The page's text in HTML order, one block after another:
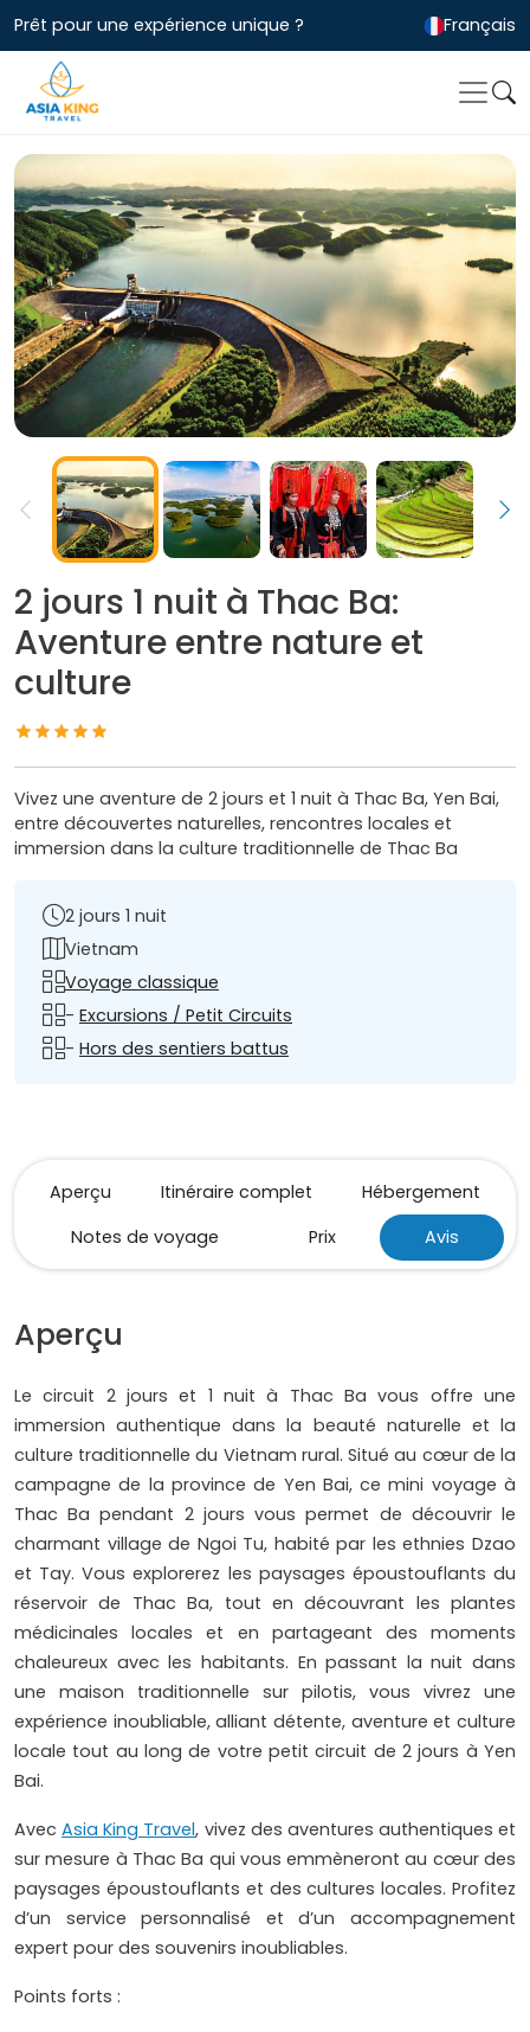
Prêt pour une expérience unique ? Français
2 jours 1 nuit à Thac Ba:
Aventure entre nature et
culture
Vivez une aventure de 2 jours et 1 nuit à Thac Ba, Yen Bai,
entre découvertes naturelles, rencontres locales et
immersion dans la culture traditionnelle de Thac Ba
2 jours 1 nuit
Vietnam
Voyage classique
- Excursions / Petit Circuits
- Hors des sentiers battus
Aperçu Itinéraire complet
Hébergement
Notes de voyage
Prix Avis
Aperçu
Le circuit 2 jours et 1 nuit à Thac Ba vous offre une
immersion authentique dans la beauté naturelle et la
culture traditionnelle du Vietnam rural. Situé au cœur de la
campagne de la province de Yen Bai, ce mini voyage à
Thac Ba pendant 2 jours vous permet de découvrir le
charmant village de Ngoi Tu, habité par les ethnies Dzao
et Tay. Vous explorerez les paysages époustouflants du
réservoir de Thac Ba, tout en découvrant les plantes
médicinales locales et en partageant des moments
chaleureux avec les habitants. En passant la nuit dans
une maison traditionnelle sur pilotis, vous vivrez une
expérience inoubliable, alliant détente, aventure et culture
locale tout au long de votre petit circuit de 2 jours à Yen
Bai.
AvecAsia King Travel, vivez des aventures authentiques et
sur mesure à Thac Ba qui vous emmèneront au cœur des
paysages époustouflants et des cultures locales. Profitez
d’un service personnalisé et d’un accompagnement
expert pour des souvenirs inoubliables.
Points forts :